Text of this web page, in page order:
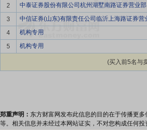
2
中泰证券股份有限公司杭州湖墅南路证券营业部
3
中信证券(山东)有限责任公司临沂上海路证券营
4
机构专用
5
机构专用
(买入前5名与
郑重声明： 东方财富网发布此信息的目的在于传播更
等。相关信息并未经过本网站证实，不对您构成任何